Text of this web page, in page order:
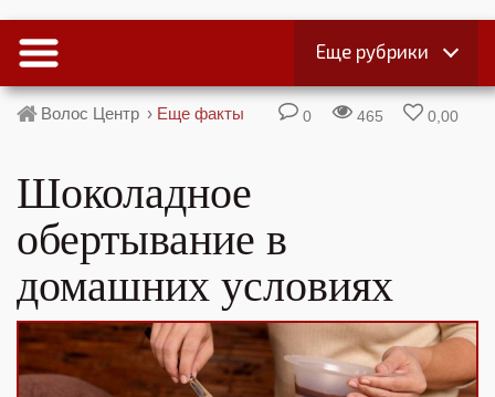
Еще рубрики
Волос Центр › Еще факты 0 465 0,00
Шоколадное
обертывание в
домашних условиях